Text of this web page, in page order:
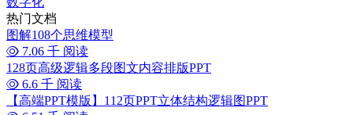
热门文档
图解108个思维模型
7.06 千 阅读
128页高级逻辑多段图文内容排版PPT
6.6 千 阅读
【高端PPT模版】112页PPT立体结构逻辑图PPT